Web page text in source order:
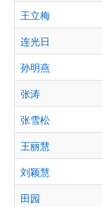
王立梅
连光日
孙明燕
张涛
张雪松
王丽慧
刘颖慧
田园